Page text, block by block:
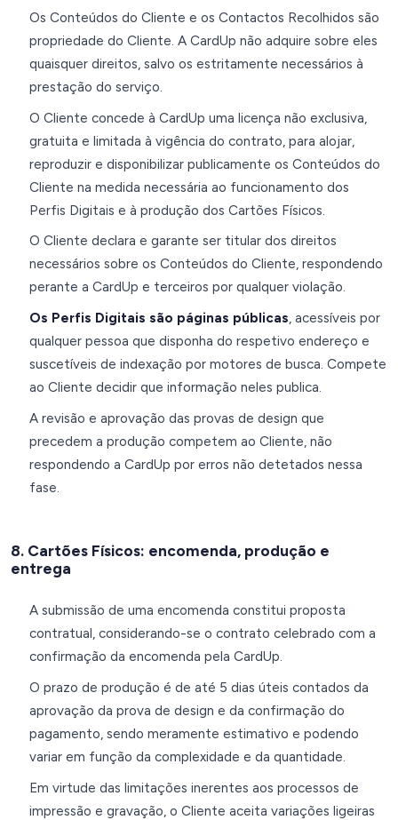
Os Conteúdos do Cliente e os Contactos Recolhidos são
propriedade do Cliente. A CardUp não adquire sobre eles
quaisquer direitos, salvo os estritamente necessários à
prestação do serviço.
O Cliente concede à CardUp uma licença não exclusiva,
gratuita e limitada à vigência do contrato, para alojar,
reproduzir e disponibilizar publicamente os Conteúdos do
Cliente na medida necessária ao funcionamento dos
Perfis Digitais e à produção dos Cartões Físicos.
O Cliente declara e garante ser titular dos direitos
necessários sobre os Conteúdos do Cliente, respondendo
perante a CardUp e terceiros por qualquer violação.
Os Perfis Digitais são páginas públicas, acessíveis por
qualquer pessoa que disponha do respetivo endereço e
suscetíveis de indexação por motores de busca. Compete
ao Cliente decidir que informação neles publica.
A revisão e aprovação das provas de design que
precedem a produção competem ao Cliente, não
respondendo a CardUp por erros não detetados nessa
fase.
8. Cartões Físicos: encomenda, produção e
entrega
A submissão de uma encomenda constitui proposta
contratual, considerando-se o contrato celebrado com a
confirmação da encomenda pela CardUp.
O prazo de produção é de até 5 dias úteis contados da
aprovação da prova de design e da confirmação do
pagamento, sendo meramente estimativo e podendo
variar em função da complexidade e da quantidade.
Em virtude das limitações inerentes aos processos de
impressão e gravação, o Cliente aceita variações ligeiras